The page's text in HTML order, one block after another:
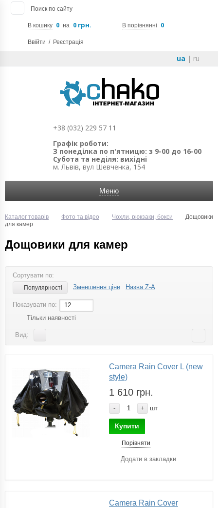
Поиск по сайту
В кошику 0 на 0 грн. В порівнянні 0
Ввійти / Реєстрація
ua | ru
+38 (032) 229 57 11
Графік роботи:
З понеділка по п'ятницю: з 9-00 до 16-00
Субота та неділя: вихідні
м. Львів, вул Шевченка, 154
Меню
Каталог товарів Фото та відео Чохли, рюкзаки, бокси
Дощовики
для камер
Дощовики для камер
Сортувати по:
Популярності Зменшення ціни Назва Z-A
Показувати по:
12
Тільки наявності
Вид:
Camera Rain Cover L (new
style)
1 610 грн.
- + шт
Купити
Порівняти
Додати в закладки
Camera Rain Cover